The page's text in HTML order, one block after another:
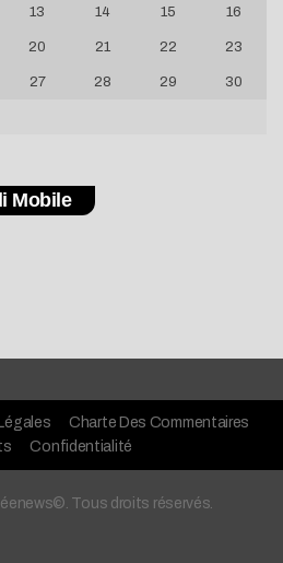
13 14 15 16
20 21 22 23
27 28 29 30
Mobile
Charte Des Commentaires
Confidentialité
Tous droits réservés.